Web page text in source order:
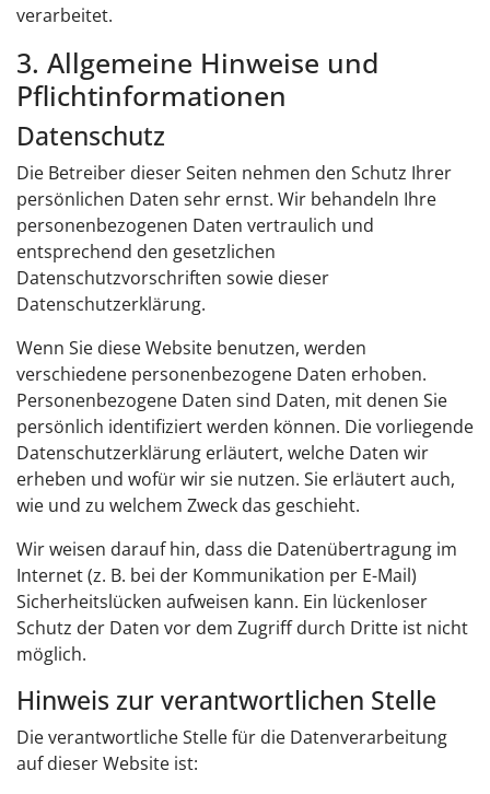
verarbeitet.
3. Allgemeine Hinweise und
Pflicht­informationen
Datenschutz
Die Betreiber dieser Seiten nehmen den Schutz Ihrer
persönlichen Daten sehr ernst. Wir behandeln Ihre
personenbezogenen Daten vertraulich und
entsprechend den gesetzlichen
Datenschutzvorschriften sowie dieser
Datenschutzerklärung.
Wenn Sie diese Website benutzen, werden
verschiedene personenbezogene Daten erhoben.
Personenbezogene Daten sind Daten, mit denen Sie
persönlich identifiziert werden können. Die vorliegende
Datenschutzerklärung erläutert, welche Daten wir
erheben und wofür wir sie nutzen. Sie erläutert auch,
wie und zu welchem Zweck das geschieht.
Wir weisen darauf hin, dass die Datenübertragung im
Internet (z. B. bei der Kommunikation per E-Mail)
Sicherheitslücken aufweisen kann. Ein lückenloser
Schutz der Daten vor dem Zugriff durch Dritte ist nicht
möglich.
Hinweis zur verantwortlichen Stelle
Die verantwortliche Stelle für die Datenverarbeitung
auf dieser Website ist: